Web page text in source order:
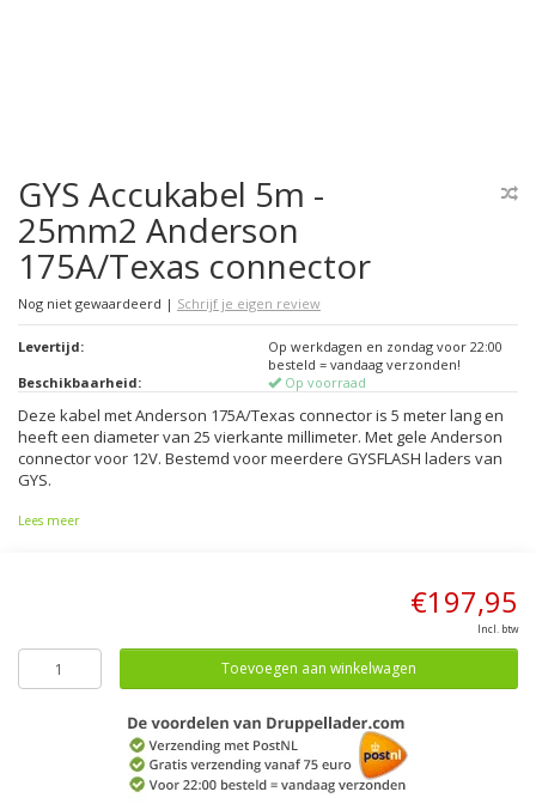
GYS Accukabel 5m -
25mm2 Anderson
175A/Texas connector
Nog niet gewaardeerd | Schrijf je eigen review
Levertijd:
Op werkdagen en zondag voor 22:00
besteld = vandaag verzonden!
Beschikbaarheid:
Op voorraad
Deze kabel met Anderson 175A/Texas connector is 5 meter lang en
heeft een diameter van 25 vierkante millimeter. Met gele Anderson
connector voor 12V. Bestemd voor meerdere GYSFLASH laders van
GYS.
Lees meer
€197,95
Incl. btw
Toevoegen aan winkelwagen